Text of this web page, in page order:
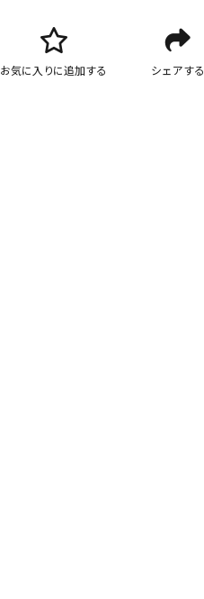
お気に入りに追加する シェアする